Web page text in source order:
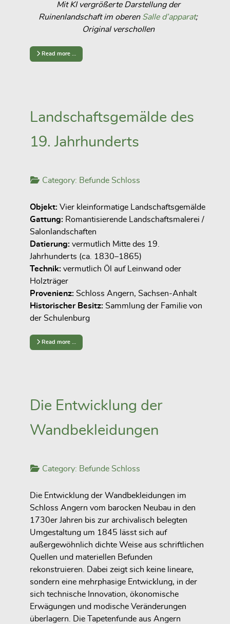
Mit KI vergrößerte Darstellung der
Ruinenlandschaft im oberen Salle d’apparat;
Original verschollen
Read more …
Landschaftsgemälde des
19. Jahrhunderts
Category: Befunde Schloss
Objekt: Vier kleinformatige Landschaftsgemälde
Gattung: Romantisierende Landschaftsmalerei /
Salonlandschaften
Datierung: vermutlich Mitte des 19.
Jahrhunderts (ca. 1830–1865)
Technik: vermutlich Öl auf Leinwand oder
Holzträger
Provenienz: Schloss Angern, Sachsen-Anhalt
Historischer Besitz: Sammlung der Familie von
der Schulenburg
Read more …
Die Entwicklung der
Wandbekleidungen
Category: Befunde Schloss
Die Entwicklung der Wandbekleidungen im
Schloss Angern vom barocken Neubau in den
1730er Jahren bis zur archivalisch belegten
Umgestaltung um 1845 lässt sich auf
außergewöhnlich dichte Weise aus schriftlichen
Quellen und materiellen Befunden
rekonstruieren. Dabei zeigt sich keine lineare,
sondern eine mehrphasige Entwicklung, in der
sich technische Innovation, ökonomische
Erwägungen und modische Veränderungen
überlagern. Die Tapetenfunde aus Angern